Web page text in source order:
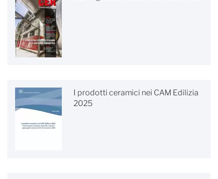
I prodotti ceramici nei CAM Edilizia
2025